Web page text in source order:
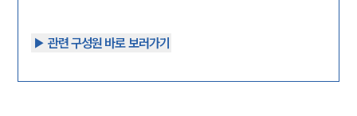
▶︎ 관련 구성원 바로 보러가기